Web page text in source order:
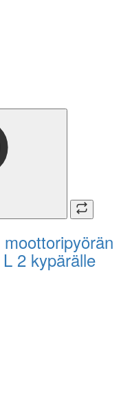
2 kypärälle